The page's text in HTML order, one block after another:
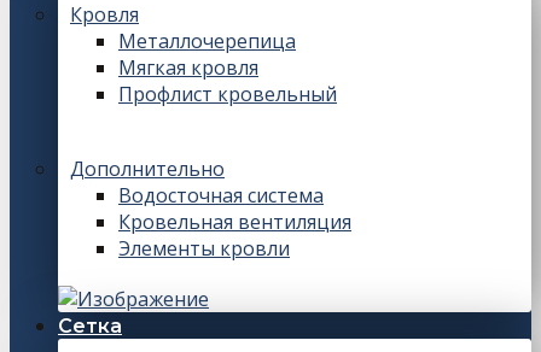
Кровля
Металлочерепица
Мягкая кровля
Профлист кровельный
Дополнительно
Водосточная система
Кровельная вентиляция
Элементы кровли
Сетка